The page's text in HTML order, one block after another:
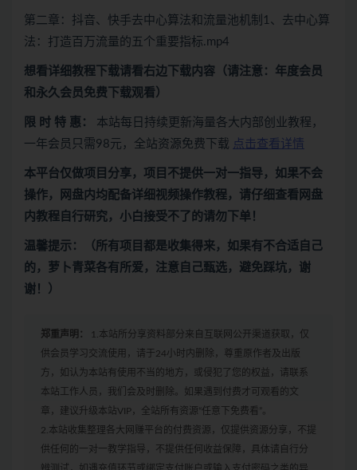
第二章：抖音、快手去中心算法和流量池机制1、去中心算
法：打造百万流量的五个重要指标.mp4
想看详细教程下载请看右边下载内容 （请注意：年度会员
和永久会员免费下载观看）
限 时 特 惠： 本站每日持续更新海量各大内部创业教程，
一年会员只需98元，全站资源免费下载 点击查看详情
本平台仅做项目分享，项目不提供一对一指导，如果不会
操作，网盘内均配备详细视频操作教程，请仔细查看网盘
内教程自行研究，小白接受不了的请勿下单！
温馨提示：（所有项目都是收集得来，如果有不合适自己
的，萝卜青菜各有所爱，注意自己甄选，避免踩坑，谢
谢！）
郑重声明：
1.本站所分享资料部分来自互联网公开渠道获取，仅
供会员学习交流使用，请于24小时内删除，尊重原作者及出版
方，如认为本站有使用不当的地方，或侵犯了您的权益，请联系
本站工作人员，我们会及时删除。如果遇到付费才可观看的文
章，建议升级本站VIP，全站所有资源“任意下免费看”。
2.本站收集整理各大网赚平台的付费资源，仅提供资源分享，不提
供任何的一对一教学指导，不提供任何收益保障，具体请自行分